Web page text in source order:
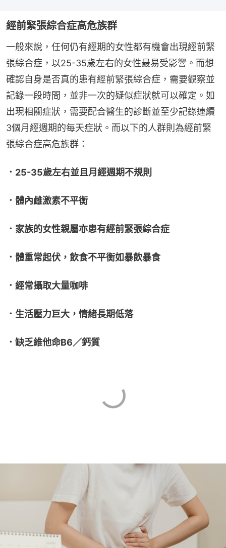
經前緊張綜合症高危族群
一般來說，任何仍有經期的女性都有機會出現經前緊
張綜合症，以25-35歲左右的女性最易受影響。而想
確認自身是否真的患有經前緊張綜合症，需要觀察並
記錄一段時間，並非一次的疑似症狀就可以確定。如
出現相關症狀，需要配合醫生的診斷並至少記錄連續
3個月經週期的每天症狀。而以下的人群則為經前緊
張綜合症高危族群：
．25-35歲左右並且月經週期不規則
．體內雌激素不平衡
．家族的女性親屬亦患有經前緊張綜合症
．體重常起伏，飲食不平衡如暴飲暴食
．經常攝取大量咖啡
．生活壓力巨大，情緒長期低落
．缺乏維他命B6／鈣質